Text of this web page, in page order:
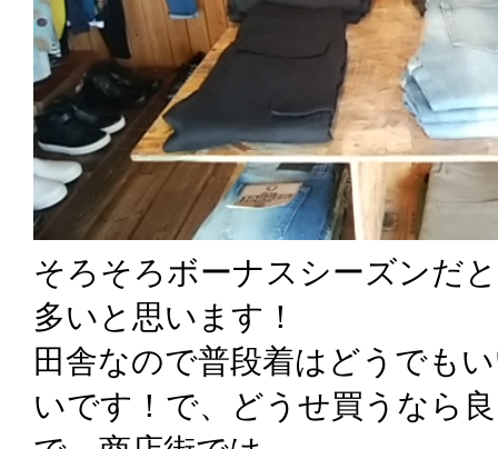
そろそろボーナスシーズンだ
多いと思います！
田舎なので普段着はどうでも
いです！で、どうせ買うなら